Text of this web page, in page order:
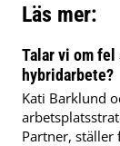
Läs mer:
Talar vi om fel
hybridarbete?
Kati Barklund
Partner, ställer